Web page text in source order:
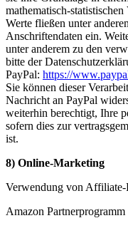
mathematisch-
Werte fließen unter
Anschriftendaten ein.
unter anderem zu den
bitte der
PayPal: https://
Sie können dieser
Nachricht an PayPal
weiterhin berechtigt, Ihre
sofern dies zur
ist.
8) Online-Marketing
Verwendung von Affiliate-
Amazon